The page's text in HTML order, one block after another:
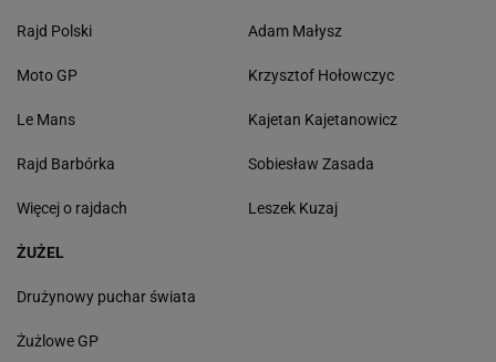
Rajd Polski
Moto GP
Le Mans
Rajd Barbórka
Więcej o rajdach
Adam Małysz
Krzysztof Hołowczyc
Kajetan Kajetanowicz
Sobiesław Zasada
Leszek Kuzaj
ŻUŻEL
Drużynowy puchar świata
Żużlowe GP